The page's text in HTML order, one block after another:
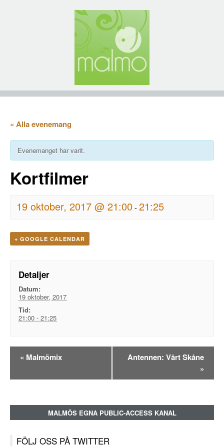
« Alla evenemang
Evenemanget har varit.
Kortfilmer
19 oktober, 2017 @ 21:00-21:25
+ GOOGLE CALENDAR
Detaljer
Datum:
19 oktober, 2017
Tid:
21:00 - 21:25
Evenemangsnavigation
« Malmömix
Antennen: Vårt Skåne
»
MALMÖS EGNA PUBLIC-ACCESS KANAL
FÖLJ OSS PÅ TWITTER